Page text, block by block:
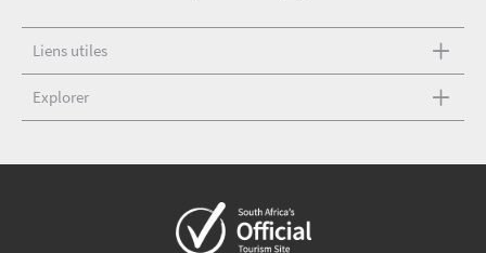
Liens utiles
Explorer